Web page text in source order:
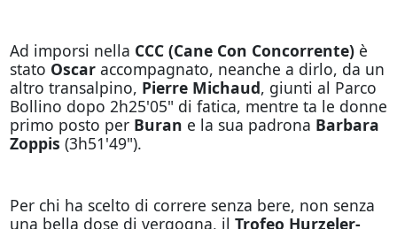
Ad imporsi nella CCC (Cane Con Concorrente) è
stato Oscar accompagnato, neanche a dirlo, da un
altro transalpino, Pierre Michaud, giunti al Parco
Bollino dopo 2h25'05" di fatica, mentre ta le donne
primo posto per Buran e la sua padrona Barbara
Zoppis (3h51'49").
Per chi ha scelto di correre senza bere, non senza
una bella dose di vergogna, il Trofeo Hurzeler-